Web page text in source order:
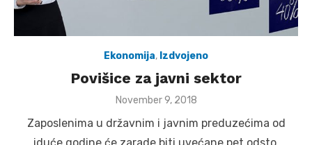
Ekonomija, Izdvojeno
Povišice za javni sektor
Posted
November 9, 2018
Zaposlenima u državnim i javnim preduzećima od